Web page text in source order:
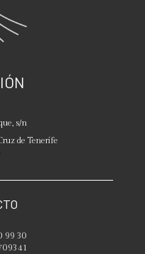
s/n
de Tenerife
99 30